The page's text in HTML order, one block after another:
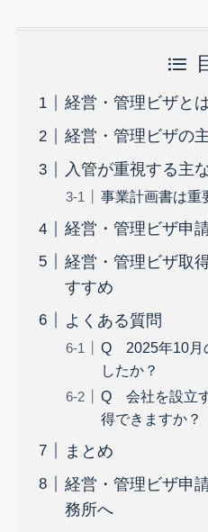
経営・管理ビザと
経営・管理ビザの
入管が重視する主
事業計画書は重
経営・管理ビザ申
経営・管理ビザ取
すすめ
よくある質問
Q 2025年10月
したか？
Q 会社を設立
得できますか？
まとめ
経営・管理ビザ申
務所へ